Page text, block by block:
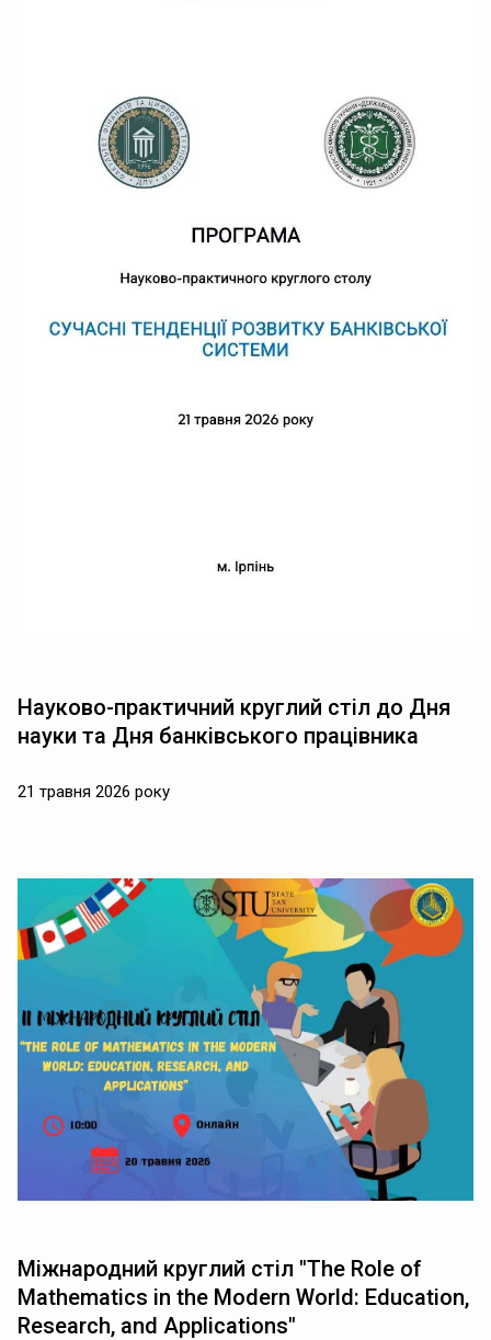
Науково-практичний круглий стіл до Дня
науки та Дня банківського працівника
21 травня 2026 року
Міжнародний круглий стіл "The Role of
Mathematics in the Modern World: Education,
Research, and Applications"